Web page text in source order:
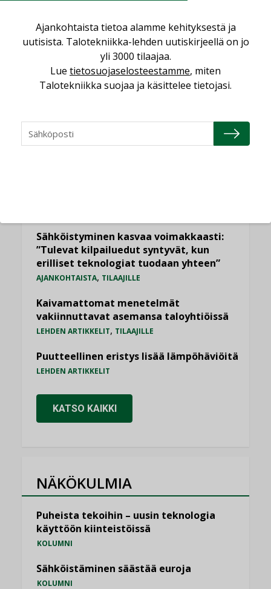
LUETUIMMAT UUTISET
Viikko Kuukausi
LEHDEN ARTIKKELIT
Sähköistyminen kasvaa voimakkaasti:
”Tulevat kilpailuedut syntyvät, kun
erilliset teknologiat tuodaan yhteen”
AJANKOHTAISTA, TILAAJILLE
Kaivamattomat menetelmät
vakiinnuttavat asemansa taloyhtiöissä
LEHDEN ARTIKKELIT, TILAAJILLE
Puutteellinen eristys lisää lämpöhäviöitä
LEHDEN ARTIKKELIT
KATSO KAIKKI
NÄKÖKULMIA
Puheista tekoihin – uusin teknologia
käyttöön kiinteistöissä
KOLUMNI
Sähköistäminen säästää euroja
KOLUMNI
Ajankohtaista tietoa alamme kehityksestä ja
uutisista. Talotekniikka-lehden uutiskirjeellä on jo
yli 3000 tilaajaa.
Lue tietosuojaselosteestamme, miten
Talotekniikka suojaa ja käsittelee tietojasi.